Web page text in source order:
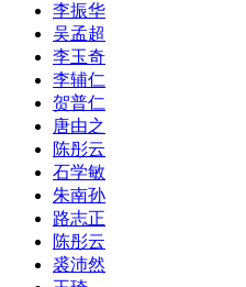
李振华
吴孟超
李玉奇
李辅仁
贺普仁
唐由之
陈彤云
石学敏
朱南孙
路志正
陈彤云
裘沛然